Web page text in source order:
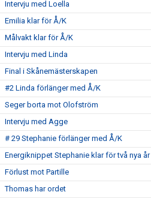
Intervju med Loella
Emilia klar för Å/K
Målvakt klar för Å/K
Intervju med Linda
Final i Skånemästerskapen
#2 Linda förlänger med Å/K
Seger borta mot Olofström
Intervju med Agge
# 29 Stephanie förlänger med Å/K
Energiknippet Stephanie klar för två nya år
Förlust mot Partille
Thomas har ordet